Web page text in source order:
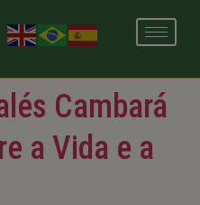
Cambará
a Vida e a